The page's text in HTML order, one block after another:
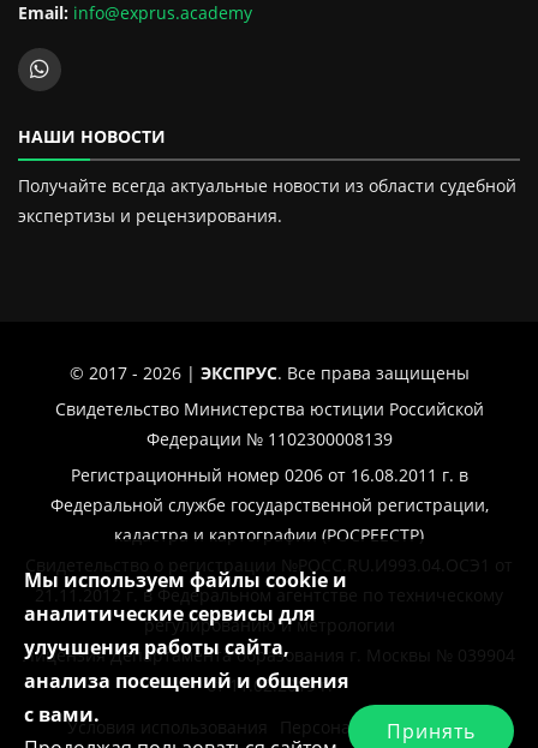
Email: info@exprus.academy
НАШИ НОВОСТИ
Получайте всегда актуальные новости из области судебной
экспертизы и рецензирования.
© 2017 - 2026 | ЭКСПРУС. Все права защищены
Свидетельство Министерства юстиции Российской
Федерации № 1102300008139
Регистрационный номер 0206 от 16.08.2011 г. в
Федеральной службе государственной регистрации,
кадастра и картографии (РОСРЕЕСТР)
Свидетельство о регистрации №РОСС.RU.И993.04.ОСЭ1 от
21.11.2012 г. в Федеральном агентстве по техническому
регулированию и метрологии
Лицензия Департамента образования г. Москвы № 039904
от 11.02.2019 г.
Условия использования
Персональные данные
Мы используем файлы cookie и
аналитические сервисы для
улучшения работы сайта,
анализа посещений и общения
с вами.
Принять